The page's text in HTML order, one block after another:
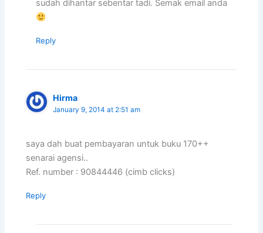
sudah dihantar sebentar tadi. Semak email anda
Reply
Hirma
January 9, 2014 at 2:51 am
saya dah buat pembayaran untuk buku 170++
senarai agensi..
Ref. number : 90844446 (cimb clicks)
Reply